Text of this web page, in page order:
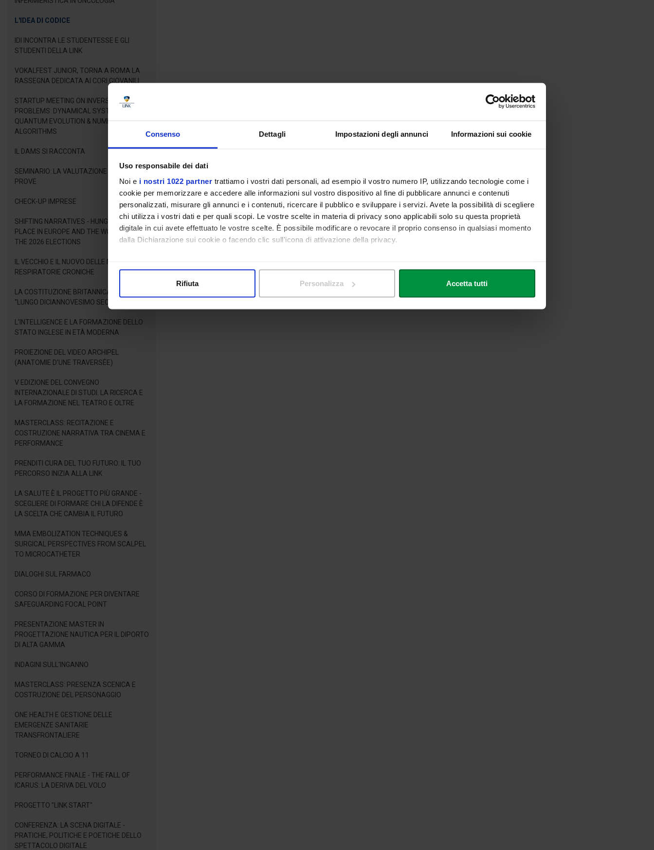
Consenso Dettagli Impostazioni degli annunci Informazioni sui cookie
Uso responsabile dei dati
Noi e i nostri 1022 partner trattiamo i vostri dati personali, ad esempio il vostro numero IP, utilizzando tecnologie come i
cookie per memorizzare e accedere alle informazioni sul vostro dispositivo al fine di pubblicare annunci e contenuti
personalizzati, misurare gli annunci e i contenuti, ricercare il pubblico e sviluppare i servizi. Avete la possibilità di scegliere
chi utilizza i vostri dati e per quali scopi. Le vostre scelte in materia di privacy sono applicabili solo su questa proprietà
digitale in cui avete effettuato le vostre scelte. È possibile modificare o revocare il proprio consenso in qualsiasi momento
dalla Dichiarazione sui cookie o facendo clic sull'icona di attivazione della privacy.
Identificare il tuo dispositivo, scansionandolo attivamente alla ricerca di caratteristiche specifiche (impronte digitali).
Rifiuta Personalizza Accetta tutti
L'IDEA DI CODICE
IDI INCONTRA LE STUDENTESSE E GLI
STUDENTI DELLA LINK
VOKALFEST JUNIOR, TORNA A ROMA LA
RASSEGNA DEDICATA AI CORI GIOVANILI
STARTUP MEETING ON INVERSE LINEAR
PROBLEMS: DYNAMICAL SYSTEMS,
QUANTUM EVOLUTION & NUMERICAL
ALGORITHMS
IL DAMS SI RACCONTA
SEMINARIO: LA VALUTAZIONE DELLE
PROVE
CHECK-UP IMPRESE
SHIFTING NARRATIVES - HUNGARY'S NEW
PLACE IN EUROPE AND THE WORLD AFTER
THE 2026 ELECTIONS
IL VECCHIO E IL NUOVO DELLE MALATTIE
RESPIRATORIE CRONICHE
LA COSTITUZIONE BRITANNICA NEL
“LUNGO DICIANNOVESIMO SECOLO”
L'INTELLIGENCE E LA FORMAZIONE DELLO
STATO INGLESE IN ETÀ MODERNA
PROIEZIONE DEL VIDEO ARCHIPEL
(ANATOMIE D'UNE TRAVERSÉE)
V EDIZIONE DEL CONVEGNO
INTERNAZIONALE DI STUDI. LA RICERCA E
LA FORMAZIONE NEL TEATRO E OLTRE
MASTERCLASS: RECITAZIONE E
COSTRUZIONE NARRATIVA TRA CINEMA E
PERFORMANCE
PRENDITI CURA DEL TUO FUTURO: IL TUO
PERCORSO INIZIA ALLA LINK
LA SALUTE È IL PROGETTO PIÙ GRANDE -
SCEGLIERE DI FORMARE CHI LA DIFENDE È
LA SCELTA CHE CAMBIA IL FUTURO
MMA EMBOLIZATION TECHNIQUES &
SURGICAL PERSPECTIVES FROM SCALPEL
TO MICROCATHETER
DIALOGHI SUL FARMACO
CORSO DI FORMAZIONE PER DIVENTARE
SAFEGUARDING FOCAL POINT
PRESENTAZIONE MASTER IN
PROGETTAZIONE NAUTICA PER IL DIPORTO
DI ALTA GAMMA
INDAGINI SULL'INGANNO
MASTERCLASS: PRESENZA SCENICA E
COSTRUZIONE DEL PERSONAGGIO
ONE HEALTH E GESTIONE DELLE
EMERGENZE SANITARIE
TRANSFRONTALIERE
TORNEO DI CALCIO A 11
PERFORMANCE FINALE - THE FALL OF
ICARUS: LA DERIVA DEL VOLO
PROGETTO "LINK START"
CONFERENZA: LA SCENA DIGITALE -
PRATICHE, POLITICHE E POETICHE DELLO
SPETTACOLO DIGITALE